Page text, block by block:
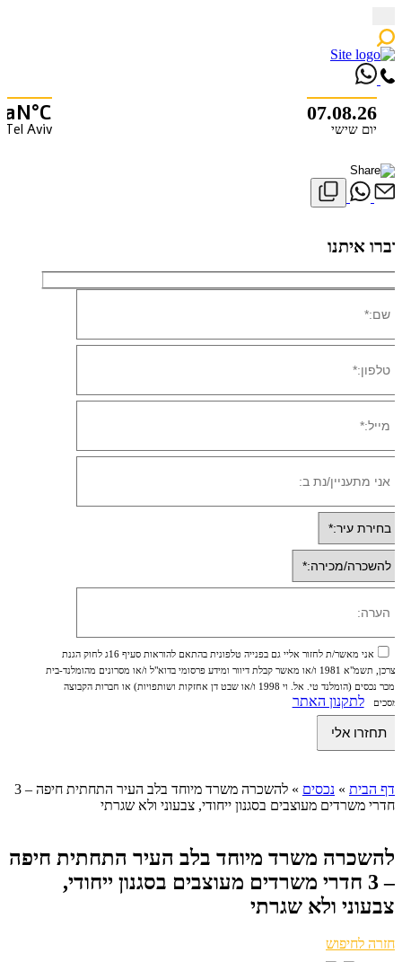
to
content
07.08.26
יום שישי Tel Aviv
דברו איתנו
אני מאשר/ת לחזור אליי גם בפנייה טלפונית בהתאם להוראות סעיף 16ג לחוק הגנת
הצרכן, תשמ"א 1981 ו/או מאשר קבלת דיוור ומידע פרסומי בדוא"ל ו/או מסרונים מהומלנד-בית
ממכר נכסים (הומלנד טי. אל. וי 1998 ו/או שבט דן אחזקות ושותפויות) או חברות הקבוצה
ומסכים
לתקנון האתר
דף הבית » נכסים »
להשכרה משרד מיוחד בלב העיר התחתית חיפה – 3
חדרי משרדים מעוצבים בסגנון ייחודי, צבעוני ולא שגרתי
להשכרה משרד מיוחד בלב העיר התחתית חיפה
– 3 חדרי משרדים מעוצבים בסגנון ייחודי,
צבעוני ולא שגרתי
חזרה לחיפוש